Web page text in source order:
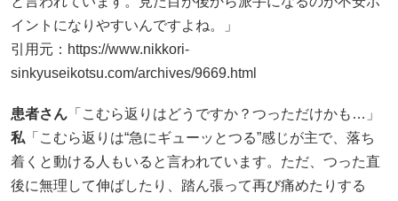
イントになりやすいんですよね。」
引用元： https://www.nikkori-
sinkyuseikotsu.com/archives/9669.html
患者さん 「こむら返りはどうですか？つっただけかも…」
私「こむら返りは“急にギューッとつる”感じが主で、落ち
着くと動ける人もいると言われています。ただ、つった直
後に無理して伸ばしたり、踏ん張って再び痛めたりする